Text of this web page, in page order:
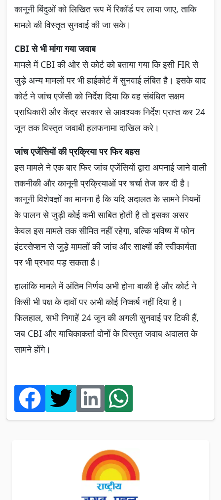
कानूनी बिंदुओं को लिखित रूप में रिकॉर्ड पर लाया जाए, ताकि
मामले की विस्तृत सुनवाई की जा सके।
CBI से भी मांगा गया जवाब
मामले में CBI की ओर से कोर्ट को बताया गया कि इसी FIR से
जुड़े अन्य मामलों पर भी हाईकोर्ट में सुनवाई लंबित है। इसके बाद
कोर्ट ने जांच एजेंसी को निर्देश दिया कि वह संबंधित सक्षम
प्राधिकारी और केंद्र सरकार से आवश्यक निर्देश प्राप्त कर 24
जून तक विस्तृत जवाबी हलफनामा दाखिल करे।
जांच एजेंसियों की प्रक्रिया पर फिर बहस
इस मामले ने एक बार फिर जांच एजेंसियों द्वारा अपनाई जाने वाली
तकनीकी और कानूनी प्रक्रियाओं पर चर्चा तेज कर दी है।
कानूनी विशेषज्ञों का मानना है कि यदि अदालत के सामने नियमों
के पालन से जुड़ी कोई कमी साबित होती है तो इसका असर
केवल इस मामले तक सीमित नहीं रहेगा, बल्कि भविष्य में फोन
इंटरसेप्शन से जुड़े मामलों की जांच और साक्ष्यों की स्वीकार्यता
पर भी प्रभाव पड़ सकता है।
हालांकि मामले में अंतिम निर्णय अभी होना बाकी है और कोर्ट ने
किसी भी पक्ष के दावों पर अभी कोई निष्कर्ष नहीं दिया है।
फिलहाल, सभी निगाहें 24 जून की अगली सुनवाई पर टिकी हैं,
जब CBI और याचिकाकर्ता दोनों के विस्तृत जवाब अदालत के
सामने होंगे।